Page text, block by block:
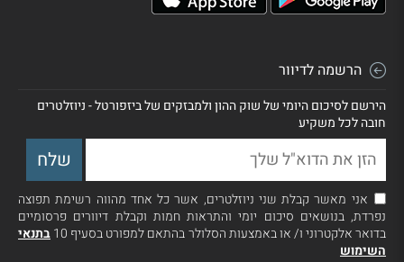
הרשמה לדיוור
הירשם לסיכום היומי של שוק ההון ולמבזקים של ביזפורטל - ניוזלטרים
חובה לכל משקיע
אני מאשר קבלת שני ניוזלטרים, אשר כל אחד מהווה רשימת תפוצה
נפרדת, בנושאים סיכום יומי והתראות חמות וקבלת דיוורים פרסומיים
בדואר אלקטרוני ו/ או באמצעות הסלולר בהתאם למפורט בסעיף 10
בתנאי
השימוש